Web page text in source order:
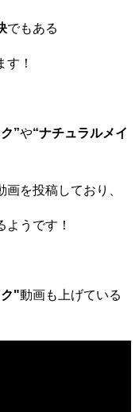
でもある
す！
”や“ナチュラルメイ
画を投稿しており、
ようです！
"動画も上げている